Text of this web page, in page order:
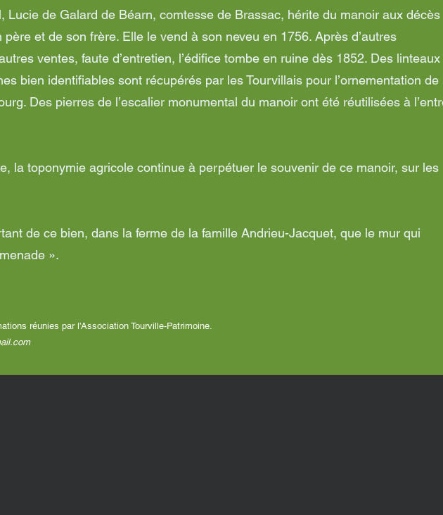
Lucie de Galard de Béarn, comtesse de Brassac, hérite du manoir aux décès
et de son frère. Elle le vend à son neveu en 1756. Après d’autres
ventes, faute d’entretien, l’édifice tombe en ruine dès 1852. Des
bien identifiables sont récupérés par les Tourvillais pour l’ornementation de
Des pierres de l’escalier monumental du manoir ont été réutilisées à
la toponymie agricole continue à perpétuer le souvenir de ce manoir, sur les
de ce bien, dans la ferme de la famille Andrieu-Jacquet, que le mur qui
».
réunies par l'Association Tourville-Patrimoine.